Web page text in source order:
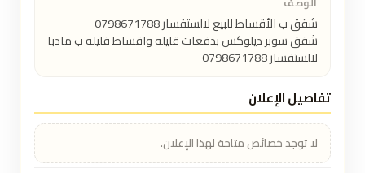
شقق ب الأقساط للبيع لالستفسار 0798671788
لالستفسار 0798671788
تفاصيل الإعلان
لا توجد خصائص متاحة لهذا الإعلان.